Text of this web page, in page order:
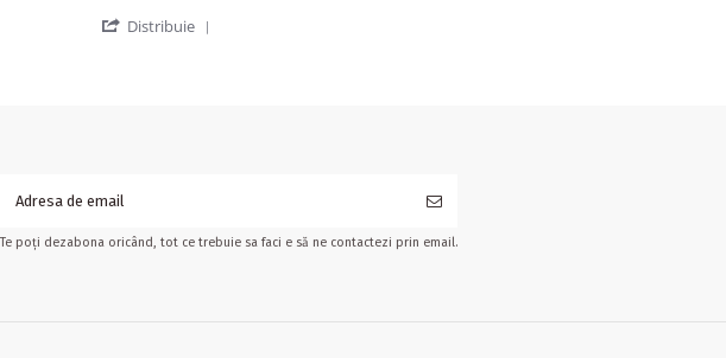
Distribuie
Te poți dezabona oricând, tot ce trebuie sa faci e să ne contactezi prin email.